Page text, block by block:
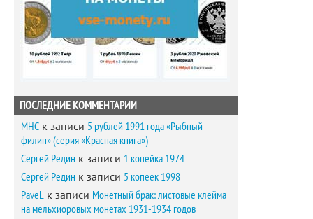
ПОСЛЕДНИЕ КОММЕНТАРИИ
MHC к записи 5 рублей 1991 года «Рыбный
филин» (серия «Красная книга»)
Сергей Редин к записи 1 копейка 1974
Сергей Редин к записи 5 копеек 1998
PaveL к записи Монетный брак: листовые клейма
на мельхиоровых монетах 1931-1934 годов